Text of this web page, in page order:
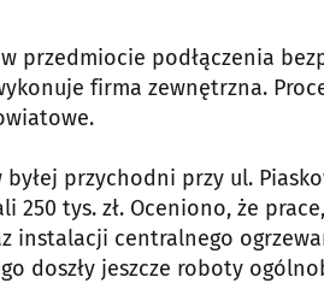
przedmiocie podłączenia
firma zewnętrzna.
byłej przychodni przy ul.
250 tys. zł. Oceniono, że
instalacji centralnego
doszły jeszcze roboty